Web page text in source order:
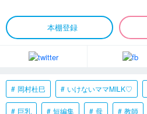
本棚登録
岡村杜巳 いけないママMILK♡
巨乳 短編集 母 教師